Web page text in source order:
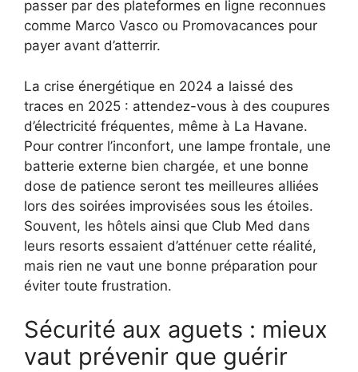
passer par des plateformes en ligne reconnues
comme Marco Vasco ou Promovacances pour
payer avant d’atterrir.
La crise énergétique en 2024 a laissé des
traces en 2025 : attendez-vous à des coupures
d’électricité fréquentes, même à La Havane.
Pour contrer l’inconfort, une lampe frontale, une
batterie externe bien chargée, et une bonne
dose de patience seront tes meilleures alliées
lors des soirées improvisées sous les étoiles.
Souvent, les hôtels ainsi que Club Med dans
leurs resorts essaient d’atténuer cette réalité,
mais rien ne vaut une bonne préparation pour
éviter toute frustration.
Sécurité aux aguets : mieux
vaut prévenir que guérir